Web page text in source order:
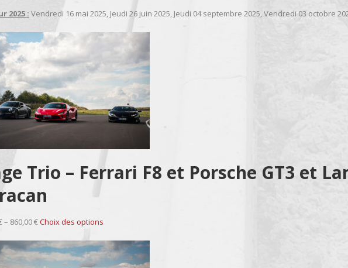
2025 : Vendredi 16 mai 2025, Jeudi 26 juin 2025, Jeudi 04 septembre 2025, Vendredi 03 octobre
Trio – Ferrari F8 et Porsche GT3 et
– 860,00 €Choix des options